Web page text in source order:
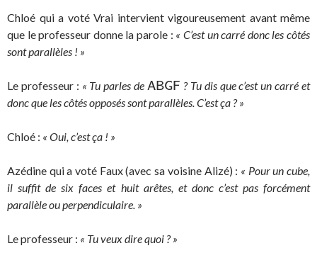
Chloé qui a voté Vrai intervient vigoureusement avant même
que le professeur donne la parole : « C’est un carré donc les côtés
sont parallèles ! »
Le professeur : « Tu parles de ABGF
ABGF ? Tu dis que c’est un carré et
donc que les côtés opposés sont parallèles. C’est ça ? »
Chloé : « Oui, c’est ça ! »
Azédine qui a voté Faux (avec sa voisine Alizé) : « Pour un cube,
il suffit de six faces et huit arêtes, et donc c’est pas forcément
parallèle ou perpendiculaire. »
Le professeur : « Tu veux dire quoi ? »